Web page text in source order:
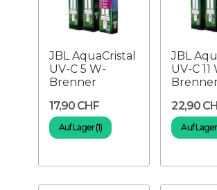
JBL AquaCristal
UV-C 5 W-
Brenner
17,90 CHF
Auf Lager (1)
JBL
UV-C 11
22,90
Auf Lager